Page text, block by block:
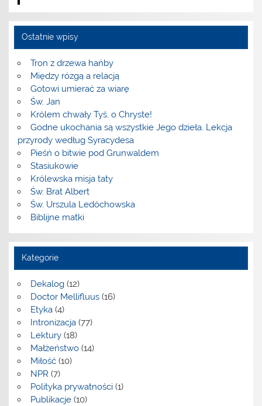
Ostatnie wpisy
Tron z drzewa hańby
Między rózgą a relacją
Gotowi umierać za wiarę
Św. Jan
Królem chwały Tyś, o Chryste!
Godne ukochania są wszystkie Jego dzieła. Lekcja
przyrody według Syracydesa
Pieśń o bitwie pod Grunwaldem
Stasiukowie
Królewska misja taty
Św. Brat Albert
Św. Urszula Ledóchowska
Biblijne matki
Kategorie
Dekalog(12)
Doctor Mellifluus(16)
Etyka(4)
Intronizacja(77)
Lektury(18)
Małżeństwo(14)
Miłość(10)
NPR (7)
Polityka prywatności(1)
Publikacje(10)